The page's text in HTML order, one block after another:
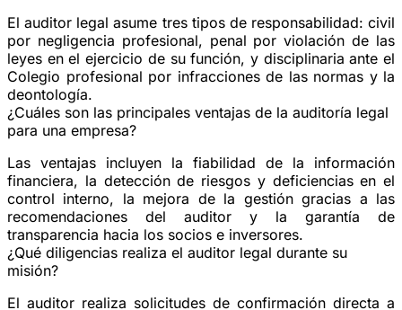
El auditor legal asume tres tipos de responsabilidad: civil
por negligencia profesional, penal por violación de las
leyes en el ejercicio de su función, y disciplinaria ante el
Colegio profesional por infracciones de las normas y la
deontología.
¿Cuáles son las principales ventajas de la auditoría legal
para una empresa?
Las ventajas incluyen la fiabilidad de la información
financiera, la detección de riesgos y deficiencias en el
control interno, la mejora de la gestión gracias a las
recomendaciones del auditor y la garantía de
transparencia hacia los socios e inversores.
¿Qué diligencias realiza el auditor legal durante su
misión?
El auditor realiza solicitudes de confirmación directa a